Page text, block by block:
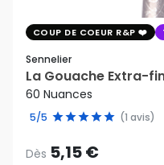
COUP DE COEUR R&P
Sennelier
La Gouache Extra-
60 Nuances
5/5 (1 avis)
Dès 5,15 €